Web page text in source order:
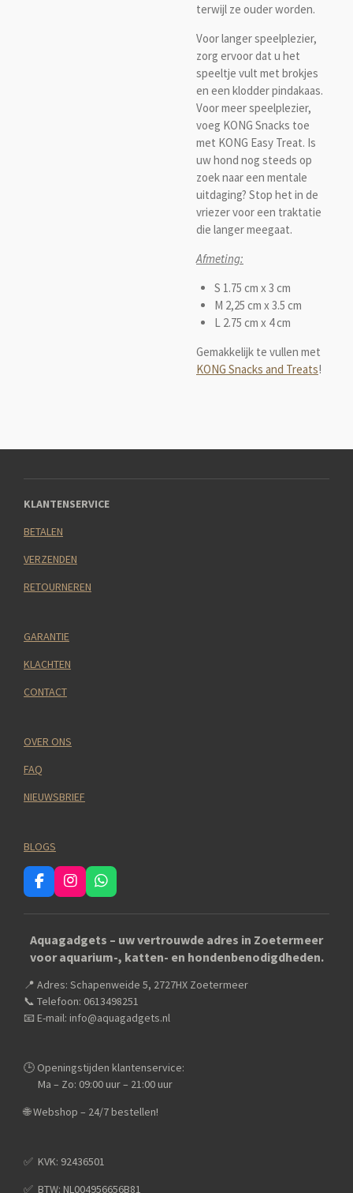
terwijl ze ouder worden.
Voor langer speelplezier,
zorg ervoor dat u het
speeltje vult met brokjes
en een klodder pindakaas.
Voor meer speelplezier,
voeg KONG Snacks toe
met KONG Easy Treat. Is
uw hond nog steeds op
zoek naar een mentale
uitdaging? Stop het in de
vriezer voor een traktatie
die langer meegaat.
Afmeting:
S 1.75 cm x 3 cm
M 2,25 cm x 3.5 cm
L 2.75 cm x 4 cm
Gemakkelijk te vullen met
KONG Snacks and Treats!
KLANTENSERVICE
BETALEN
VERZENDEN
RETOURNEREN
GARANTIE
KLACHTEN
CONTACT
OVER ONS
FAQ
NIEUWSBRIEF
BLOGS
F
a
c
b
o
k
I
n
s
a
g
a
m
W
h
a
s
A
p
Aquagadgets – uw vertrouwde adres in Zoetermeer
voor aquarium-, katten- en hondenbenodigdheden.
📍 Adres: Schapenweide 5, 2727HX Zoetermeer
📞 Telefoon: 0613498251
📧 E-mail: info@aquagadgets.nl
🕒 Openingstijden klantenservice:
Ma – Zo: 09:00 uur – 21:00 uur
🌐 Webshop – 24/7 bestellen!
✅️ KVK: 92436501
✅️ BTW: NL004956656B81